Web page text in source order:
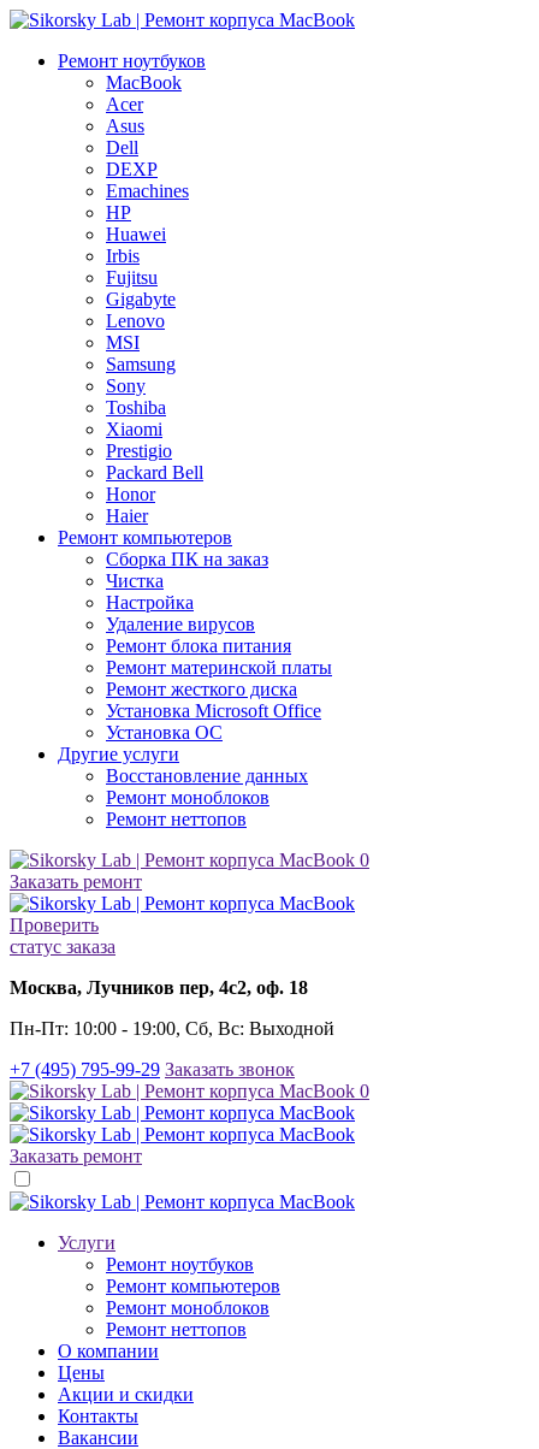
Ремонт ноутбуков
MacBook
Acer
Asus
Dell
DEXP
Emachines
HP
Huawei
Irbis
Fujitsu
Gigabyte
Lenovo
MSI
Samsung
Sony
Toshiba
Xiaomi
Prestigio
Packard Bell
Honor
Haier
Ремонт компьютеров
Сборка ПК на заказ
Чистка
Настройка
Удаление вирусов
Ремонт блока питания
Ремонт материнской платы
Ремонт жесткого диска
Установка Microsoft Office
Установка ОС
Другие услуги
Восстановление данных
Ремонт моноблоков
Ремонт неттопов
0
Заказать ремонт
Проверить
статус заказа
Москва, Лучников пер, 4с2, оф. 18
Пн-Пт: 10:00 - 19:00, Сб, Вс: Выходной
+7 (495) 795-99-29 Заказать звонок
0
Заказать ремонт
Услуги
Ремонт ноутбуков
Ремонт компьютеров
Ремонт моноблоков
Ремонт неттопов
О компании
Цены
Акции и скидки
Контакты
Вакансии